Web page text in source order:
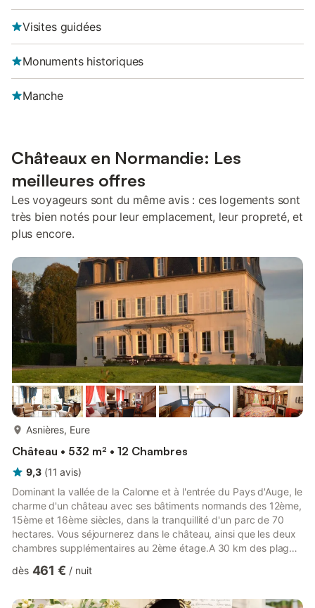
Visites guidées
Monuments historiques
Manche
Châteaux en Normandie: Les
meilleures offres
Les voyageurs sont du même avis : ces logements sont
très bien notés pour leur emplacement, leur propreté, et
plus encore.
Asnières, Eure
Château • 532 m² • 12 Chambres
9,3 (11 avis)
Dominant la vallée de la Calonne et à l'entrée du Pays d'Auge, le
charme d'un château avec ses bâtiments normands des 12ème,
15ème et 16ème siècles, dans la tranquillité d'un parc de 70
hectares. Vous séjournerez dans le château, ainsi que les deux
chambres supplémentaires au 2ème étage.A 30 km des plages
Cette belle demeure est conseillée à ceux qui aiment le calme
circuit des Harras, circuit des abbayes, châteaux médiévaux
dès 461 € / nuit